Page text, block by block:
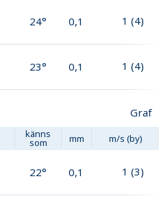
24° 0,1 1 (4)
23° 0,1 1 (4)
Graf
känns
som mm m/s (by)
22° 0,1 1 (3)